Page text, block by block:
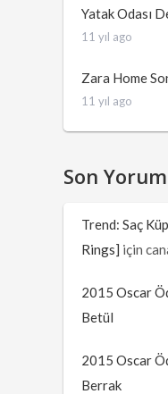
Yatak Odası
11 yıl ago
Zara Home
11 yıl ago
Son
Trend: Saç
Rings] için
2015 Oscar
Betül
2015 Oscar
Berrak